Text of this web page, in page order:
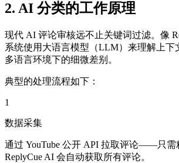
2. AI 分类的工作原理
现代 AI 评论审核远不止关键词过滤。像
系统使用大语言模型（LLM）来理解上下
多语言环境下的细微差别。
典型的处理流程如下：
1
数据采集
通过 YouTube 公开 API 拉取评论——只需
ReplyCue AI 会自动获取所有评论。